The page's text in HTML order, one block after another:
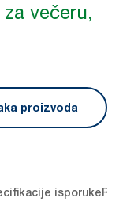
večeru,
proizvoda
isporuke